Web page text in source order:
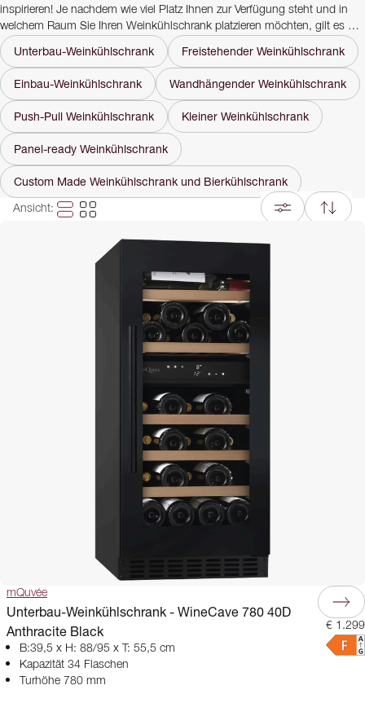
inspirieren! Je nachdem wie viel Platz Ihnen zur Verfügung steht und in
welchem Raum Sie Ihren Weinkühlschrank platzieren möchten, gilt es die
richtige Art von Weinkühlschrank zu wählen. Bei uns finden Sie
freistehende, unterbaufähigeundEinbau-Weinkühlschränke in
verschiedenen Ausführungen und mit verschiedenen Features.
In unserem
finden Sie mehr Informationen über die Vor- und
Nachteile der jeweiligen Weinkühlschrankart. Haben Sie weitere Fragen
oder benötigen Hilfe bei der Suche nach dem richtigen Produkt?
Kontaktieren Sie unserenKundenservice
Unterbau-Weinkühlschrank Freistehender Weinkühlschrank
Einbau-Weinkühlschrank Wandhängender Weinkühlschrank
Push-Pull Weinkühlschrank Kleiner Weinkühlschrank
Panel-ready Weinkühlschrank
Custom Made Weinkühlschrank und Bierkühlschrank
Ansicht:
mQuvée
Unterbau-Weinkühlschrank - WineCave 780 40D
Anthracite Black
B:39,5 x H: 88/95 x T: 55,5 cm
Kapazität 34 Flaschen
Turhöhe 780 mm
€ 1.299